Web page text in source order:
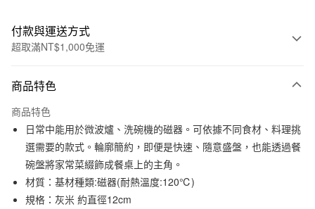
付款與運送方式
超取滿NT$1,000免運
信用卡一次付款
信用卡分期付款
3 期 0 利率 每期NT$33 21家銀行
合作金庫商業銀行
第一商業銀行
華南商業銀行
彰化商業銀行
上海商業儲蓄銀行
超商取貨付款
LINE Pay
商品特色
商品特色
日常中能用於微波爐、洗碗機的磁器。可依據不同食材、料理挑
選需要的款式。輪廓簡約，即便是快速、隨意盛盤，也能透過餐
碗盤將家常菜綴飾成餐桌上的主角。
材質：基材種類:磁器(耐熱溫度:120℃)
規格：灰米 約直徑12cm